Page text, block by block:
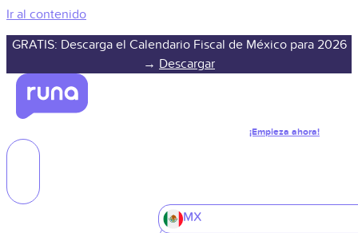
Ir al contenido
GRATIS: Descarga el Calendario Fiscal de México para 2026
→ Descargar
¡Empieza ahora!
MX